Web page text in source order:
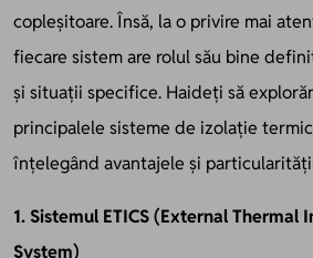
copleșitoare. Însă, la o privire mai
fiecare sistem are rolul său bine
și situații specifice. Haideți să
principalele sisteme de izolație
înțelegând avantajele și
1. Sistemul ETICS (External Thermal
System)